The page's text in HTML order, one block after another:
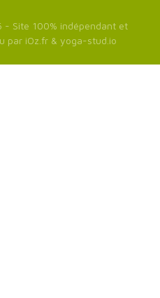
- Site 100% indépendant et
par iOz.fr & yoga-stud.io